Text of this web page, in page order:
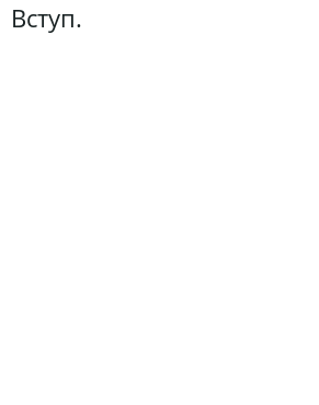
Вступ.